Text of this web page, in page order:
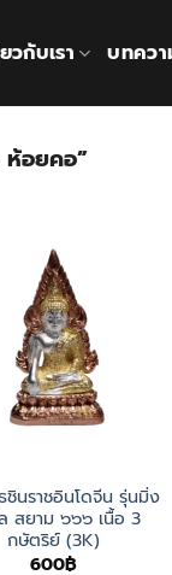
วกับเรา บทคว
ห้อยคอ”
ชินราชอินโดจีน รุ่นมิ่ง
สยาม ๖๖๖ เนื้อ 3
กษัตริย์ (3K)
600฿